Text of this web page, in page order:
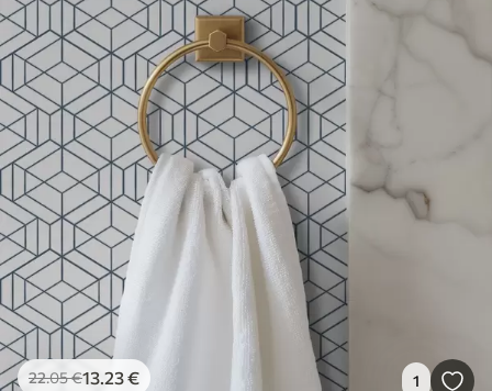
22.05€13.23€ 1